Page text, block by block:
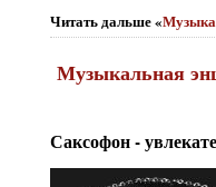
Читать дальше «
Музыкальная
Саксофон -